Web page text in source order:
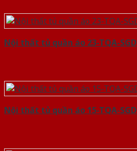
Nội thất tủ quần áo 23-TQA-SGD
Nội thất tủ quần áo 15-TQA-SGD